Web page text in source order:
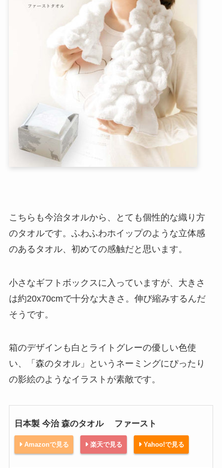
こちらも今治タオルから、とても個性的な織り方
のタオルです。ふわふわホイップのような立体感
のあるタオル、初めての感触だと思います。
小さなギフトボックスに入っていますが、大きさ
は約20x70cmで十分な大きさ。伸び縮みするんだ
そうです。
箱のデザインも白とライトグレーの優しい色使
い、「森のタオル」というネーミングにぴったり
の影絵のようなイラストが素敵です。
日本製 今治 森のタオル ファースト
Amazonで見る 楽天で見る Yahoo!で見る